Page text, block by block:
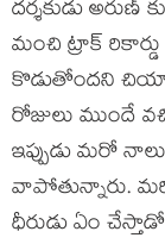
దర్శకుడు
మంచి ట్రాక్
కొడుతోందని చియాన్
రోజులు ముందే
ఇప్పుడు మరో
వాపోతున్నారు. మరి
ధీరుడు ఏం